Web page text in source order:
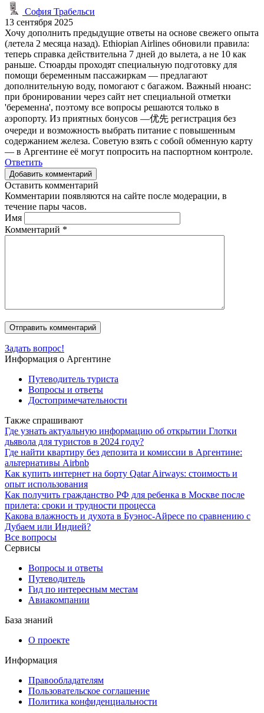
София Трабельси
13 сентября 2025
Хочу дополнить предыдущие ответы на основе свежего опыта
(летела 2 месяца назад). Ethiopian Airlines обновили правила:
теперь справка действительна 7 дней до вылета, а не 10 как
раньше. Стюарды проходят специальную подготовку для
помощи беременным пассажиркам — предлагают
дополнительную воду, помогают с багажом. Важный нюанс:
при бронировании через сайт нет специальной отметки
'беременна', поэтому все вопросы решаются только в
аэропорту. Из приятных бонусов —优先 регистрация без
очереди и возможность выбрать питание с повышенным
содержанием железа. Советую взять с собой обменную карту
— в Аргентине её могут попросить на паспортном контроле.
Ответить
Добавить комментарий
Оставить комментарий
Комментарии появляются на сайте после модерации, в
течение пары часов.
Имя
Комментарий *
Задать вопрос!
Информация о Аргентине
Путеводитель туриста
Вопросы и ответы
Достопримечательности
Также спрашивают
Где узнать актуальную информацию об открытии Глотки
дьявола для туристов в 2024 году?
Где найти квартиру без депозита и комиссии в Аргентине:
альтернативы Airbnb
Как купить интернет на борту Qatar Airways: стоимость и
опыт использования
Как получить гражданство РФ для ребенка в Москве после
прилета: сроки и трудности процесса
Какова влажность и духота в Буэнос-Айресе по сравнению с
Дубаем или Индией?
Все вопросы
Сервисы
Вопросы и ответы
Путеводитель
Гид по интересным местам
Авиакомпании
База знаний
О проекте
Информация
Правообладателям
Пользовательское соглашение
Политика конфиденциальности